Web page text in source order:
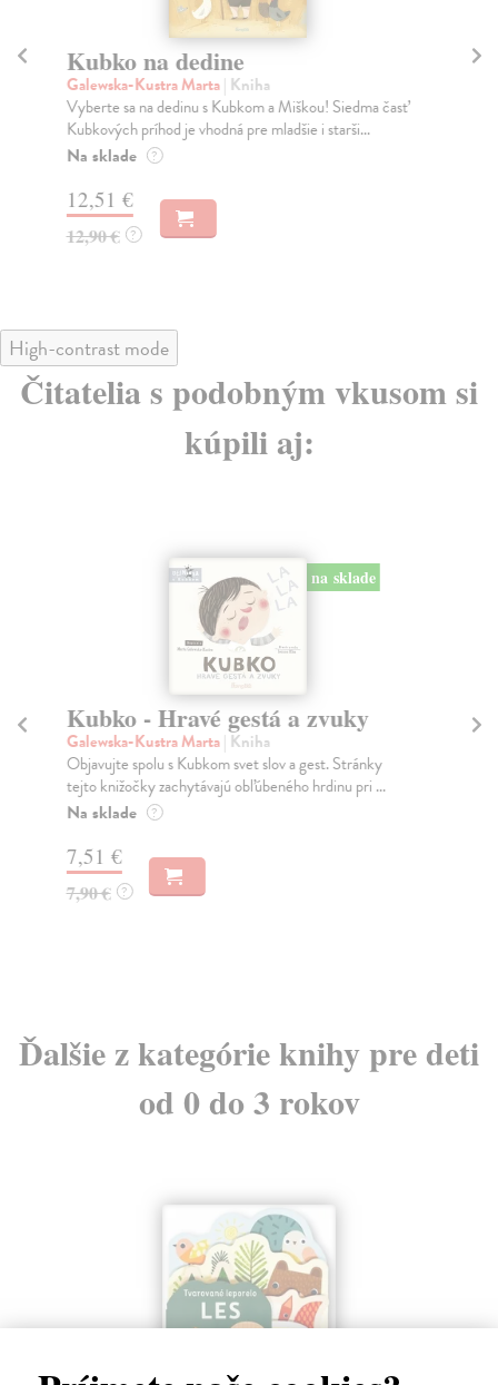
Kubko na dedine
Galewska-Kustra Marta| Kniha
Vyberte sa na dedinu s Kubkom a Miškou! Siedma časť
Kubkových príhod je vhodná pre mladšie i starši...
Na sklade ?
12,51 €
12,90 € ?
High-contrast mode
Čitatelia s podobným vkusom si
kúpili aj:
na sklade
Kubko - Hravé gestá a zvuky
Galewska-Kustra Marta| Kniha
Objavujte spolu s Kubkom svet slov a gest. Stránky
tejto knižočky zachytávajú obľúbeného hrdinu pri ...
Na sklade ?
7,51 €
7,90 € ?
Ďalšie z kategórie knihy pre deti
od 0 do 3 rokov